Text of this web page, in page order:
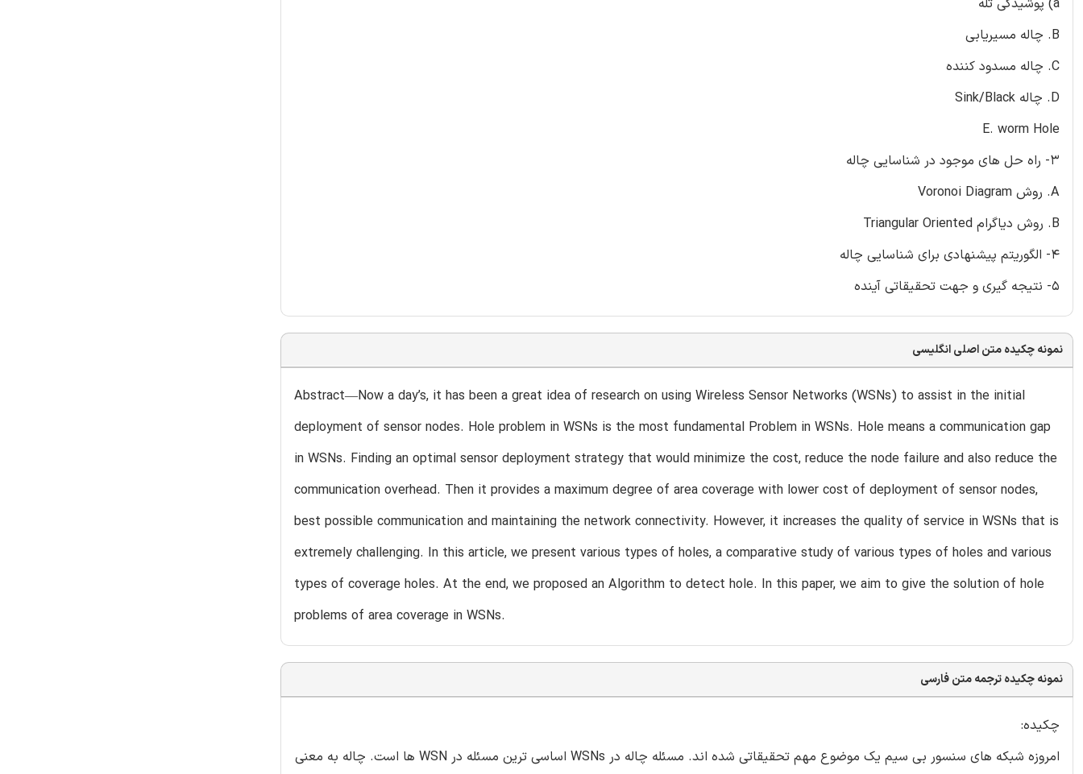
a) پوشیدگی تله
B. چاله مسیریابی
C. چاله مسدود کننده
D. چاله Sink/Black
E. worm Hole
3- راه حل های موجود در شناسایی چاله
A. روش Voronoi Diagram
B. روش دیاگرام Triangular Oriented
4- الگوریتم پیشنهادی برای شناسایی چاله
5- نتیجه گیری و جهت تحقیقاتی آینده
نمونه چکیده متن اصلی انگلیسی
Abstract—Now a day’s, it has been a great idea of research on using Wireless Sensor Networks (WSNs) to assist in the initial
deployment of sensor nodes. Hole problem in WSNs is the most fundamental Problem in WSNs. Hole means a communication gap
in WSNs. Finding an optimal sensor deployment strategy that would minimize the cost, reduce the node failure and also reduce the
communication overhead. Then it provides a maximum degree of area coverage with lower cost of deployment of sensor nodes,
best possible communication and maintaining the network connectivity. However, it increases the quality of service in WSNs that is
extremely challenging. In this article, we present various types of holes, a comparative study of various types of holes and various
types of coverage holes. At the end, we proposed an Algorithm to detect hole. In this paper, we aim to give the solution of hole
problems of area coverage in WSNs.
نمونه چکیده ترجمه متن فارسی
چکیده:
امروزه شبکه های سنسور بی سیم یک موضوع مهم تحقیقاتی شده اند. مسئله چاله در WSNs اساسی ترین مسئله در WSN ها است. چاله به معنی